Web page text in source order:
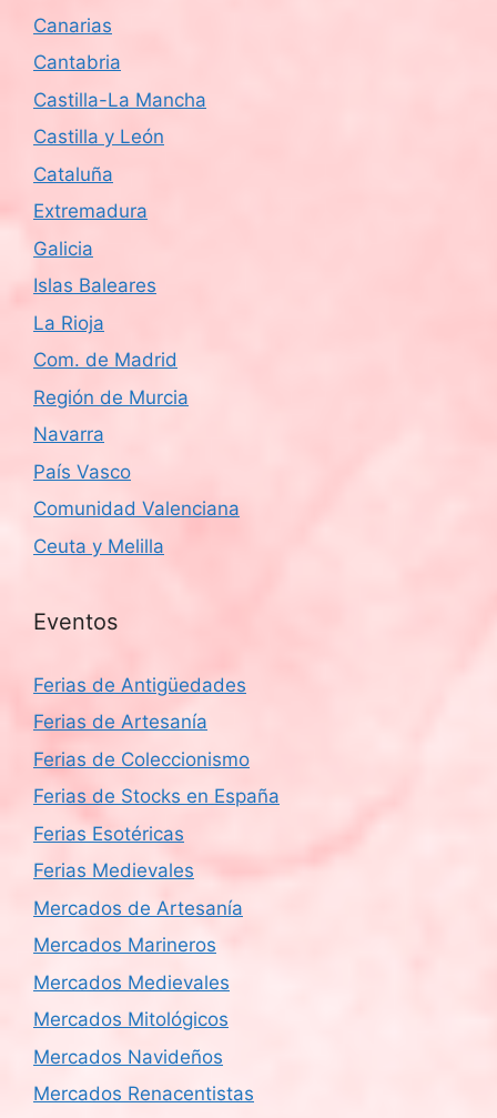
Canarias
Cantabria
Castilla-La Mancha
Castilla y León
Cataluña
Extremadura
Galicia
Islas Baleares
La Rioja
Com. de Madrid
Región de Murcia
Navarra
País Vasco
Comunidad Valenciana
Ceuta y Melilla
Eventos
Ferias de Antigüedades
Ferias de Artesanía
Ferias de Coleccionismo
Ferias de Stocks en España
Ferias Esotéricas
Ferias Medievales
Mercados de Artesanía
Mercados Marineros
Mercados Medievales
Mercados Mitológicos
Mercados Navideños
Mercados Renacentistas